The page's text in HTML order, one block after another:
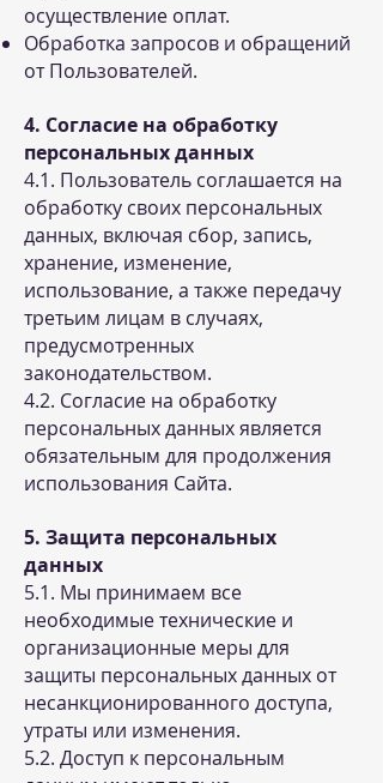
осуществление оплат.
Обработка запросов и обращений
от Пользователей.
4. Согласие на обработку
персональных данных
4.1. Пользователь соглашается на
обработку своих персональных
данных, включая сбор, запись,
хранение, изменение,
использование, а также передачу
третьим лицам в случаях,
предусмотренных
законодательством.
4.2. Согласие на обработку
персональных данных является
обязательным для продолжения
использования Сайта.
5. Защита персональных
данных
5.1. Мы принимаем все
необходимые технические и
организационные меры для
защиты персональных данных от
несанкционированного доступа,
утраты или изменения.
5.2. Доступ к персональным